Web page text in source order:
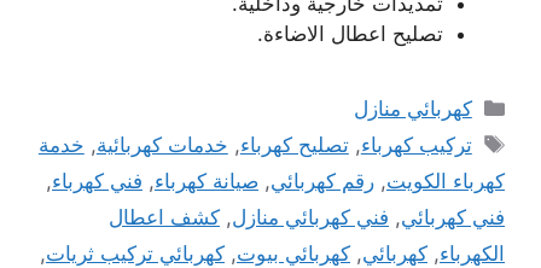
تصليح اعطال الاضاءة.
التصنيفات
كهربائي منازل
الوسوم
تركيب كهرباء,تصليح كهرباء, خدمات كهربائية, خدمة
كهرباء الكويت, رقم كهربائي, صيانة كهرباء, فني كهرباء,
فني كهربائي, فني كهربائي منازل, كشف اعطال
الكهرباء, كهربائي, كهربائي بيوت, كهربائي تركيب ثريات,